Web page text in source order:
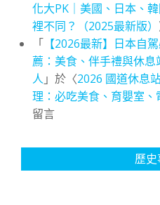
化大PK｜美國、日本、
裡不同？（2025最新版）
「 【2026最新】日本自
薦：美食、伴手禮與休息
人 」於〈2026 國道休息
理：必吃美食、育嬰室
留言
歷